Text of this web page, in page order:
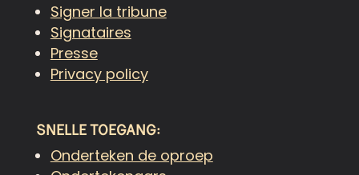
Signer la tribune
Signataires
Presse
Privacy policy
SNELLETOEGANG:
Onderteken de oproep